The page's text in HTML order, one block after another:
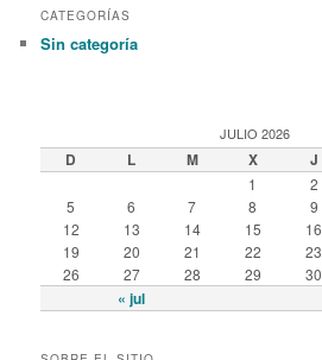
CATEGORÍAS
Sin categoría
JULIO 2026
D L M X J
« jul
1 2
5
6 7 8 9
12
13 14 15 16
19
20 21 22 23
26
27 28 29 30